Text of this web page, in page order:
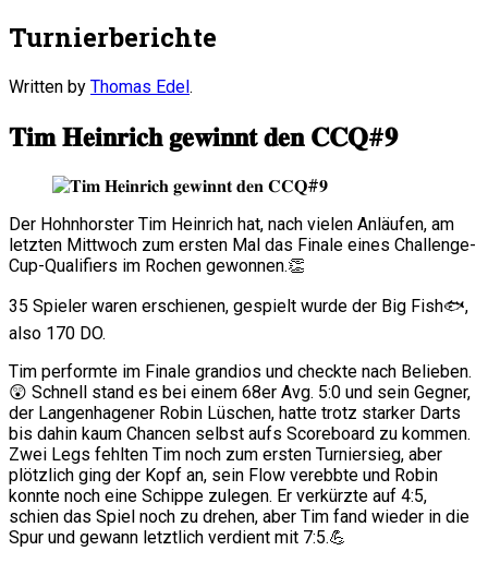
Turnierberichte
Written by Thomas Edel.
𝐓𝐢𝐦 𝐇𝐞𝐢𝐧𝐫𝐢𝐜𝐡 𝐠𝐞𝐰𝐢𝐧𝐧𝐭 𝐝𝐞𝐧 𝐂𝐂𝐐#𝟗
Der Hohnhorster Tim Heinrich hat, nach vielen Anläufen, am
letzten Mittwoch zum ersten Mal das Finale eines Challenge-
Cup-Qualifiers im Rochen gewonnen.👏
35 Spieler waren erschienen, gespielt wurde der Big Fish🐟,
also 170 DO.
Tim performte im Finale grandios und checkte nach Belieben.
😲 Schnell stand es bei einem 68er Avg. 5:0 und sein Gegner,
der Langenhagener Robin Lüschen, hatte trotz starker Darts
bis dahin kaum Chancen selbst aufs Scoreboard zu kommen.
Zwei Legs fehlten Tim noch zum ersten Turniersieg, aber
plötzlich ging der Kopf an, sein Flow verebbte und Robin
konnte noch eine Schippe zulegen. Er verkürzte auf 4:5,
schien das Spiel noch zu drehen, aber Tim fand wieder in die
Spur und gewann letztlich verdient mit 7:5.💪